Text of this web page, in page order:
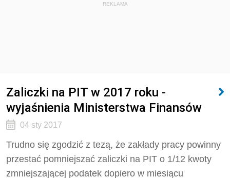
REKLAMA
Zaliczki na PIT w 2017 roku -
wyjaśnienia Ministerstwa Finansów
04 sty 2017
Trudno się zgodzić z tezą, że zakłady pracy powinny
przestać pomniejszać zaliczki na PIT o 1/12 kwoty
zmniejszającej podatek dopiero w miesiącu